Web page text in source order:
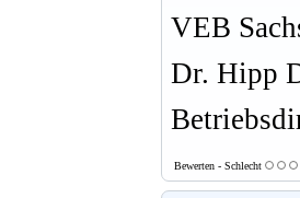
VEB
Dr. Hipp
Bewerten - Schlecht